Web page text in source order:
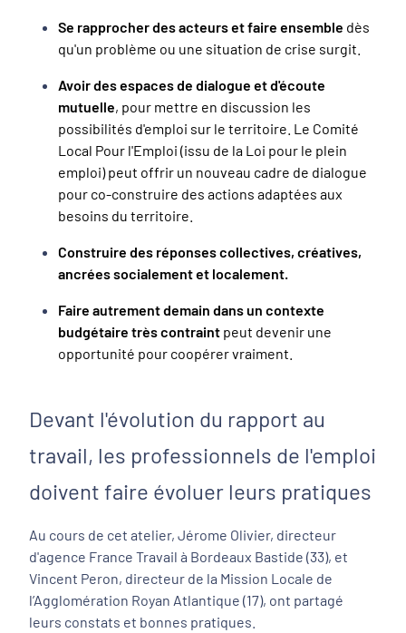
Se rapprocher des acteurs et faire ensemble dès
qu'un problème ou une situation de crise surgit.
Avoir des espaces de dialogue et d'écoute
mutuelle, pour mettre en discussion les
possibilités d'emploi sur le territoire. Le Comité
Local Pour l'Emploi (issu de la Loi pour le plein
emploi) peut offrir un nouveau cadre de dialogue
pour co-construire des actions adaptées aux
besoins du territoire.
Construire des réponses collectives, créatives,
ancrées socialement et localement.
Faire autrement demain dans un contexte
budgétaire très contraint peut devenir une
opportunité pour coopérer vraiment.
Devant l'évolution du rapport au
travail, les professionnels de l'emploi
doivent faire évoluer leurs pratiques
Au cours de cet atelier, Jérome Olivier, directeur
d'agence France Travail à Bordeaux Bastide (33), et
Vincent Peron, directeur de la Mission Locale de
l’Agglomération Royan Atlantique (17), ont partagé
leurs constats et bonnes pratiques.